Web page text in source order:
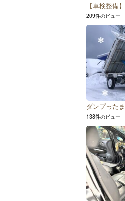
【車検整備
209件のビュー
ダンプったま
138件のビュー